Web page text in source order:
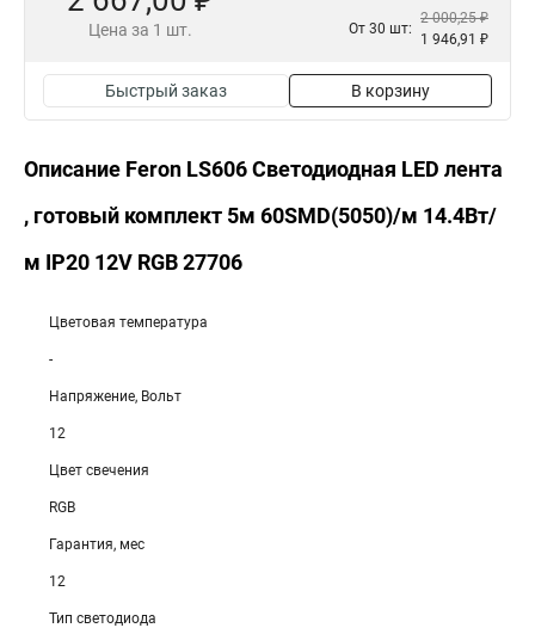
Цена за 1 шт. От 30 шт:
2 000,25 ₽
1 946,91 ₽
Быстрый заказ В корзину
Описание Feron LS606 Cветодиодная LED лента
, готовый комплект 5м 60SMD(5050)/м 14.4Вт/
м IP20 12V RGB 27706
Цветовая температура
-
Напряжение, Вольт
12
Цвет свечения
RGB
Гарантия, мес
12
Тип светодиода